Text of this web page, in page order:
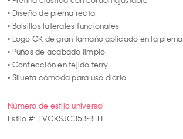
• Diseño de pierna recta
• Bolsillos laterales funcionales
• Logo CK de gran tamaño aplicado en la pierna
• Puños de acabado limpio
• Confección en tejido terry
• Silueta cómoda para uso diario
Número de estilo universal
Estilo #: LVCKSJC35B-BEH